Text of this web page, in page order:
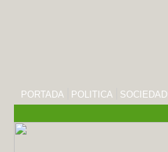
PORTADA POLITICA SOCIEDAD